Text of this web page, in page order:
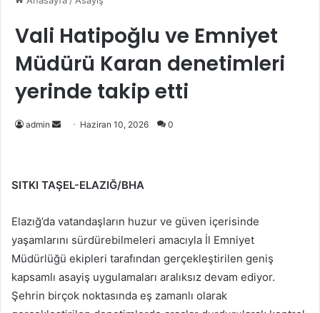
Vali Hatipoğlu ve Emniyet
Müdürü Karan denetimleri
yerinde takip etti
admin
Bir
Haziran 10, 2026 0
SITKI TAŞEL-ELAZIĞ/BHA
Elazığ’da vatandaşların huzur ve güven içerisinde
yaşamlarını sürdürebilmeleri amacıyla İl Emniyet
Müdürlüğü ekipleri tarafından gerçekleştirilen geniş
kapsamlı asayiş uygulamaları aralıksız devam ediyor.
Şehrin birçok noktasında eş zamanlı olarak